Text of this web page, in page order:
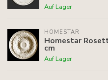
Auf Lager
HOMESTAR
Homestar
cm
Auf Lager